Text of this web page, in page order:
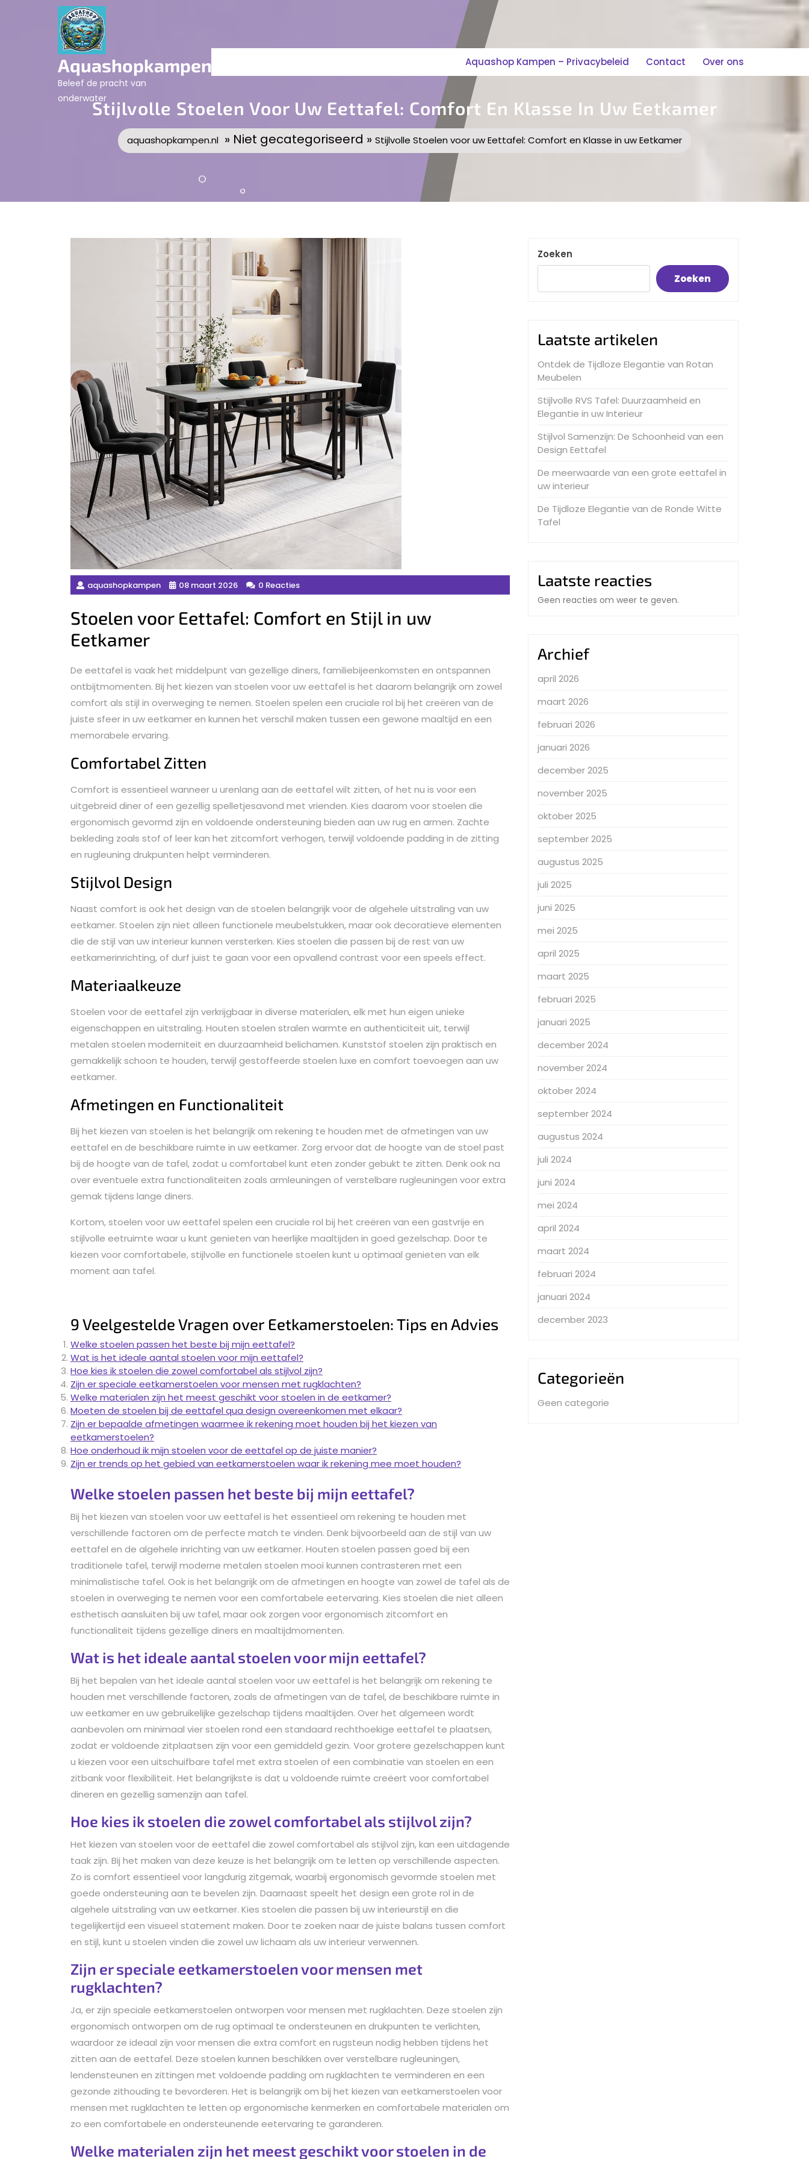
Aquashopkampen.nl
Beleef de pracht van
onderwater
Aquashop Kampen – Privacybeleid Contact Over ons
Stijlvolle Stoelen Voor Uw Eettafel: Comfort En Klasse In Uw Eetkamer
aquashopkampen.nl » Niet gecategoriseerd » Stijlvolle Stoelen voor uw Eettafel: Comfort en Klasse in uw Eetkamer
aquashopkampen 08 maart 2026 0 Reacties
Stoelen voor Eettafel: Comfort en Stijl in uw
Eetkamer
De eettafel is vaak het middelpunt van gezellige diners, familiebijeenkomsten en ontspannen
ontbijtmomenten. Bij het kiezen van stoelen voor uw eettafel is het daarom belangrijk om zowel
comfort als stijl in overweging te nemen. Stoelen spelen een cruciale rol bij het creëren van de
juiste sfeer in uw eetkamer en kunnen het verschil maken tussen een gewone maaltijd en een
memorabele ervaring.
Comfortabel Zitten
Comfort is essentieel wanneer u urenlang aan de eettafel wilt zitten, of het nu is voor een
uitgebreid diner of een gezellig spelletjesavond met vrienden. Kies daarom voor stoelen die
ergonomisch gevormd zijn en voldoende ondersteuning bieden aan uw rug en armen. Zachte
bekleding zoals stof of leer kan het zitcomfort verhogen, terwijl voldoende padding in de zitting
en rugleuning drukpunten helpt verminderen.
Stijlvol Design
Naast comfort is ook het design van de stoelen belangrijk voor de algehele uitstraling van uw
eetkamer. Stoelen zijn niet alleen functionele meubelstukken, maar ook decoratieve elementen
die de stijl van uw interieur kunnen versterken. Kies stoelen die passen bij de rest van uw
eetkamerinrichting, of durf juist te gaan voor een opvallend contrast voor een speels effect.
Materiaalkeuze
Stoelen voor de eettafel zijn verkrijgbaar in diverse materialen, elk met hun eigen unieke
eigenschappen en uitstraling. Houten stoelen stralen warmte en authenticiteit uit, terwijl
metalen stoelen moderniteit en duurzaamheid belichamen. Kunststof stoelen zijn praktisch en
gemakkelijk schoon te houden, terwijl gestoffeerde stoelen luxe en comfort toevoegen aan uw
eetkamer.
Afmetingen en Functionaliteit
Bij het kiezen van stoelen is het belangrijk om rekening te houden met de afmetingen van uw
eettafel en de beschikbare ruimte in uw eetkamer. Zorg ervoor dat de hoogte van de stoel past
bij de hoogte van de tafel, zodat u comfortabel kunt eten zonder gebukt te zitten. Denk ook na
over eventuele extra functionaliteiten zoals armleuningen of verstelbare rugleuningen voor extra
gemak tijdens lange diners.
Kortom, stoelen voor uw eettafel spelen een cruciale rol bij het creëren van een gastvrije en
stijlvolle eetruimte waar u kunt genieten van heerlijke maaltijden in goed gezelschap. Door te
kiezen voor comfortabele, stijlvolle en functionele stoelen kunt u optimaal genieten van elk
moment aan tafel.
9 Veelgestelde Vragen over Eetkamerstoelen: Tips en Advies
Welke stoelen passen het beste bij mijn eettafel?
Wat is het ideale aantal stoelen voor mijn eettafel?
Hoe kies ik stoelen die zowel comfortabel als stijlvol zijn?
Zijn er speciale eetkamerstoelen voor mensen met rugklachten?
Welke materialen zijn het meest geschikt voor stoelen in de eetkamer?
Moeten de stoelen bij de eettafel qua design overeenkomen met elkaar?
Zijn er bepaalde afmetingen waarmee ik rekening moet houden bij het kiezen van
eetkamerstoelen?
Hoe onderhoud ik mijn stoelen voor de eettafel op de juiste manier?
Zijn er trends op het gebied van eetkamerstoelen waar ik rekening mee moet houden?
Welke stoelen passen het beste bij mijn eettafel?
Bij het kiezen van stoelen voor uw eettafel is het essentieel om rekening te houden met
verschillende factoren om de perfecte match te vinden. Denk bijvoorbeeld aan de stijl van uw
eettafel en de algehele inrichting van uw eetkamer. Houten stoelen passen goed bij een
traditionele tafel, terwijl moderne metalen stoelen mooi kunnen contrasteren met een
minimalistische tafel. Ook is het belangrijk om de afmetingen en hoogte van zowel de tafel als de
stoelen in overweging te nemen voor een comfortabele eetervaring. Kies stoelen die niet alleen
esthetisch aansluiten bij uw tafel, maar ook zorgen voor ergonomisch zitcomfort en
functionaliteit tijdens gezellige diners en maaltijdmomenten.
Wat is het ideale aantal stoelen voor mijn eettafel?
Bij het bepalen van het ideale aantal stoelen voor uw eettafel is het belangrijk om rekening te
houden met verschillende factoren, zoals de afmetingen van de tafel, de beschikbare ruimte in
uw eetkamer en uw gebruikelijke gezelschap tijdens maaltijden. Over het algemeen wordt
aanbevolen om minimaal vier stoelen rond een standaard rechthoekige eettafel te plaatsen,
zodat er voldoende zitplaatsen zijn voor een gemiddeld gezin. Voor grotere gezelschappen kunt
u kiezen voor een uitschuifbare tafel met extra stoelen of een combinatie van stoelen en een
zitbank voor flexibiliteit. Het belangrijkste is dat u voldoende ruimte creëert voor comfortabel
dineren en gezellig samenzijn aan tafel.
Hoe kies ik stoelen die zowel comfortabel als stijlvol zijn?
Het kiezen van stoelen voor de eettafel die zowel comfortabel als stijlvol zijn, kan een uitdagende
taak zijn. Bij het maken van deze keuze is het belangrijk om te letten op verschillende aspecten.
Zo is comfort essentieel voor langdurig zitgemak, waarbij ergonomisch gevormde stoelen met
goede ondersteuning aan te bevelen zijn. Daarnaast speelt het design een grote rol in de
algehele uitstraling van uw eetkamer. Kies stoelen die passen bij uw interieurstijl en die
tegelijkertijd een visueel statement maken. Door te zoeken naar de juiste balans tussen comfort
en stijl, kunt u stoelen vinden die zowel uw lichaam als uw interieur verwennen.
Zijn er speciale eetkamerstoelen voor mensen met
rugklachten?
Ja, er zijn speciale eetkamerstoelen ontworpen voor mensen met rugklachten. Deze stoelen zijn
ergonomisch ontworpen om de rug optimaal te ondersteunen en drukpunten te verlichten,
waardoor ze ideaal zijn voor mensen die extra comfort en rugsteun nodig hebben tijdens het
zitten aan de eettafel. Deze stoelen kunnen beschikken over verstelbare rugleuningen,
lendensteunen en zittingen met voldoende padding om rugklachten te verminderen en een
gezonde zithouding te bevorderen. Het is belangrijk om bij het kiezen van eetkamerstoelen voor
mensen met rugklachten te letten op ergonomische kenmerken en comfortabele materialen om
zo een comfortabele en ondersteunende eetervaring te garanderen.
Welke materialen zijn het meest geschikt voor stoelen in de
Zoeken
Zoeken
Laatste artikelen
Ontdek de Tijdloze Elegantie van Rotan
Meubelen
Stijlvolle RVS Tafel: Duurzaamheid en
Elegantie in uw Interieur
Stijlvol Samenzijn: De Schoonheid van een
Design Eettafel
De meerwaarde van een grote eettafel in
uw interieur
De Tijdloze Elegantie van de Ronde Witte
Tafel
Laatste reacties
Geen reacties om weer te geven.
Archief
april 2026
maart 2026
februari 2026
januari 2026
december 2025
november 2025
oktober 2025
september 2025
augustus 2025
juli 2025
juni 2025
mei 2025
april 2025
maart 2025
februari 2025
januari 2025
december 2024
november 2024
oktober 2024
september 2024
augustus 2024
juli 2024
juni 2024
mei 2024
april 2024
maart 2024
februari 2024
januari 2024
december 2023
Categorieën
Geen categorie